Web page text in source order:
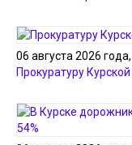
06 августа 2026
Прокуратуру